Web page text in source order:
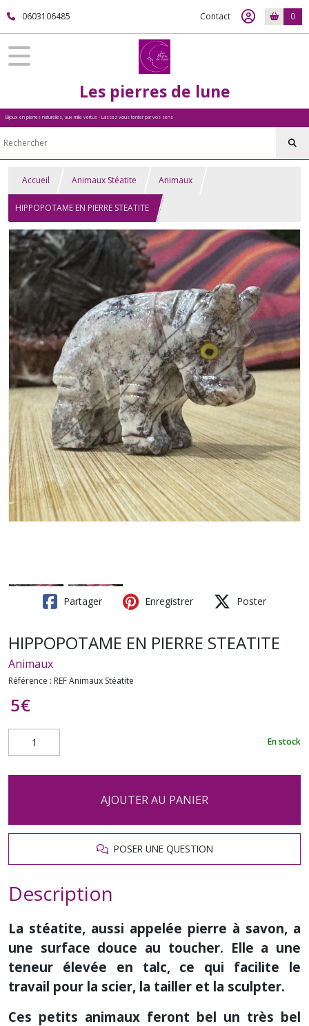
0603106485 Contact 0
Les pierres de lune
Bijoux en pierres naturelles, aux mille vertus - Laissez vous tenter par vos sens
Accueil Animaux Stéatite Animaux
HIPPOPOTAME EN PIERRE STEATITE
Partager Enregistrer Poster
HIPPOPOTAME EN PIERRE STEATITE
Animaux
Référence : REF Animaux Stéatite
5€
En stock
AJOUTER AU PANIER
POSER UNE QUESTION
Description
La stéatite, aussi appelée pierre à savon, a
une surface douce au toucher. Elle a une
teneur élevée en talc, ce qui facilite le
travail pour la scier, la tailler et la sculpter.
Ces petits animaux feront bel un très bel